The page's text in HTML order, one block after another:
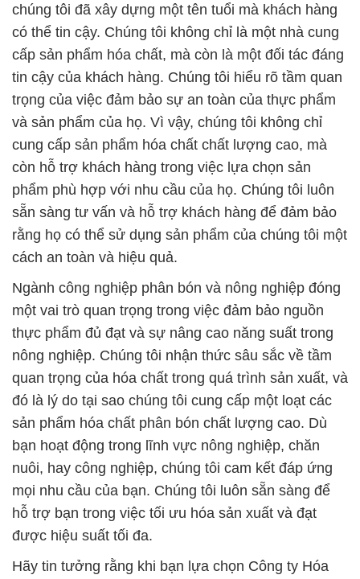
chúng tôi đã xây dựng một tên tuổi mà khách hàng
có thể tin cậy. Chúng tôi không chỉ là một nhà cung
cấp sản phẩm hóa chất, mà còn là một đối tác đáng
tin cậy của khách hàng. Chúng tôi hiểu rõ tầm quan
trọng của việc đảm bảo sự an toàn của thực phẩm
và sản phẩm của họ. Vì vậy, chúng tôi không chỉ
cung cấp sản phẩm hóa chất chất lượng cao, mà
còn hỗ trợ khách hàng trong việc lựa chọn sản
phẩm phù hợp với nhu cầu của họ. Chúng tôi luôn
sẵn sàng tư vấn và hỗ trợ khách hàng để đảm bảo
rằng họ có thể sử dụng sản phẩm của chúng tôi một
cách an toàn và hiệu quả.
Ngành công nghiệp phân bón và nông nghiệp đóng
một vai trò quan trọng trong việc đảm bảo nguồn
thực phẩm đủ đạt và sự nâng cao năng suất trong
nông nghiệp. Chúng tôi nhận thức sâu sắc về tầm
quan trọng của hóa chất trong quá trình sản xuất, và
đó là lý do tại sao chúng tôi cung cấp một loạt các
sản phẩm hóa chất phân bón chất lượng cao. Dù
bạn hoạt động trong lĩnh vực nông nghiệp, chăn
nuôi, hay công nghiệp, chúng tôi cam kết đáp ứng
mọi nhu cầu của bạn. Chúng tôi luôn sẵn sàng để
hỗ trợ bạn trong việc tối ưu hóa sản xuất và đạt
được hiệu suất tối đa.
Hãy tin tưởng rằng khi bạn lựa chọn Công ty Hóa